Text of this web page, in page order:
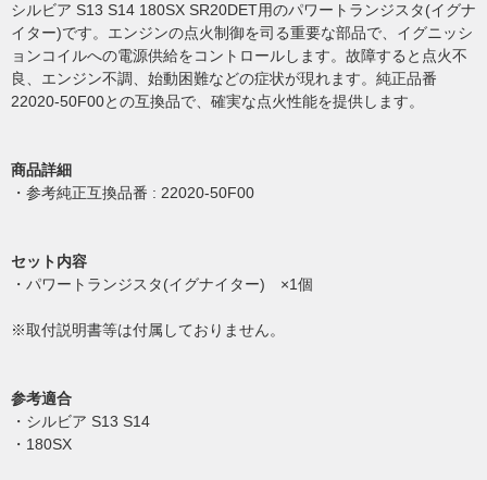
シルビア S13 S14 180SX SR20DET用のパワートランジスタ(イグナ
イター)です。エンジンの点火制御を司る重要な部品で、イグニッシ
ョンコイルへの電源供給をコントロールします。故障すると点火不
良、エンジン不調、始動困難などの症状が現れます。純正品番
22020-50F00との互換品で、確実な点火性能を提供します。
商品詳細
・参考純正互換品番 : 22020-50F00
セット内容
・パワートランジスタ(イグナイター) ×1個
※取付説明書等は付属しておりません。
参考適合
・シルビア S13 S14
・180SX